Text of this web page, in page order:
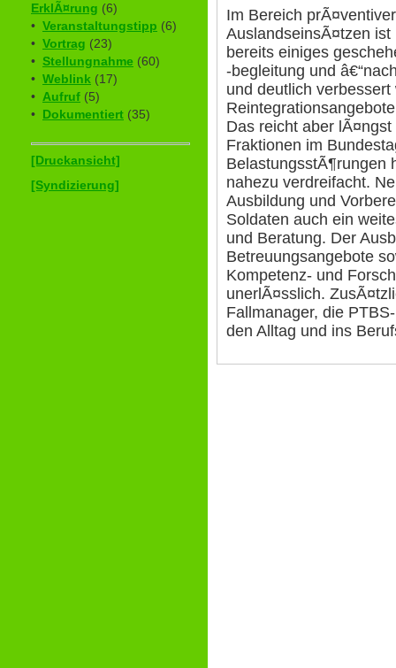
ErklÃ¤rung (6)
• Veranstaltungstipp (6)
• Vortrag (23)
• Stellungnahme (60)
• Weblink (17)
• Aufruf (5)
• Dokumentiert (35)
[Druckansicht]
[Syndizierung]
Im Bereich
AuslandseinsÃ¤tzen
bereits einiges
-begleitung und
und deutlich
Das reicht aber
Fraktionen im
BelastungsstÃ¶rungen
nahezu verdreifacht.
Ausbildung und
Soldaten auch ein
und Beratung. Der
Betreuungsangebote
Kompetenz- und
unerlÃ¤sslich.
Fallmanager, die
den Alltag und ins